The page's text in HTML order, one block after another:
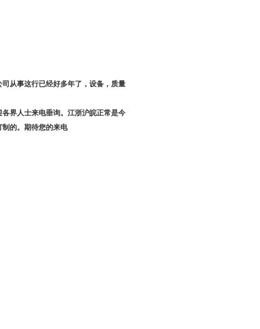
从事这行已经好多年了，设备，质量
界人士来电垂询。江浙沪皖正常是今
的。期待您的来电